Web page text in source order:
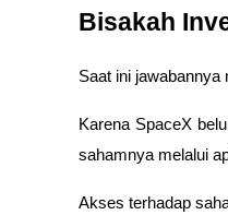
Bisakah
Saat ini jawabannya
Karena SpaceX
sahamnya melalui
Akses terhadap